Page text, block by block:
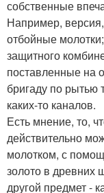
собственные
Например, версия,
отбойные
защитного
поставленные на
бригаду по
каких-то каналов.
Есть мнение, то,
действительно
молотком, с
золото в древних
другой предмет -